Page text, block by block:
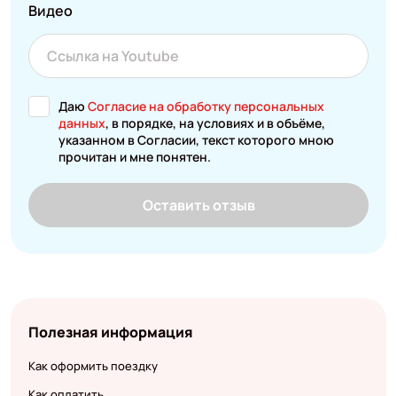
Видео
Даю Согласие на обработку персональных
данных, в порядке, на условиях и в объёме,
указанном в Согласии, текст которого мною
прочитан и мне понятен.
Оставить отзыв
Полезная информация
Как оформить поездку